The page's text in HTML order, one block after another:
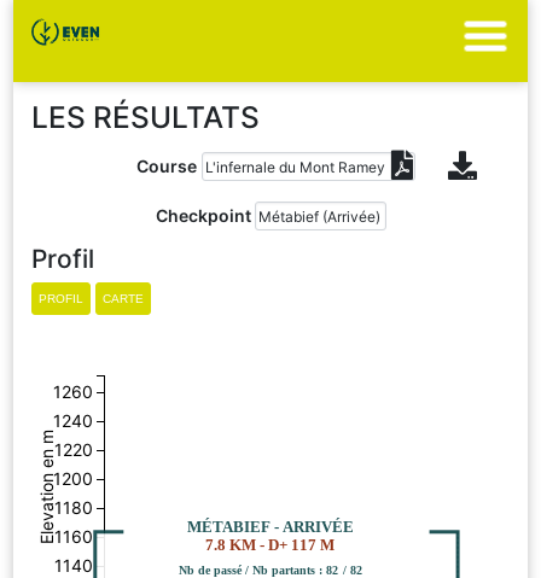
LES RÉSULTATS
Course
Checkpoint
Profil
1140
1160
1180
1200
1220
1240
1260
Elevation en m
MÉTABIEF - ARRIVÉE
7.8 KM - D+ 117 M
Nb de passé / Nb partants : 82 / 82